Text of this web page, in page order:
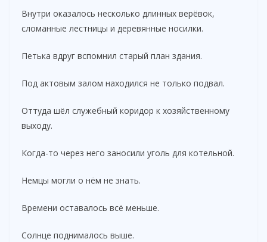
Внутри оказалось несколько длинных верёвок,
сломанные лестницы и деревянные носилки.
Петька вдруг вспомнил старый план здания.
Под актовым залом находился не только подвал.
Оттуда шёл служебный коридор к хозяйственному
выходу.
Когда-то через него заносили уголь для котельной.
Немцы могли о нём не знать.
Времени оставалось всё меньше.
Солнце поднималось выше.